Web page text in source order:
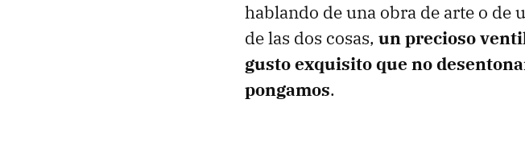
hablando de una obra de arte o de
de las dos cosas, un precioso
gusto exquisito que no
pongamos.